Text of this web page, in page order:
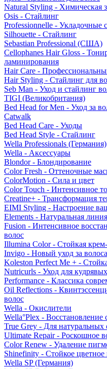
Natural Styling - Химическая
Osis - Стайлинг
Professionnelle - Укладочные
Silhouette - Стайлинг
Sebastian Professional (США)
Cellophanes Hair Gloss -
ламинирования
Hair Care -
Hair Styling - Стайлинг для
Seb Man - Уход и стайлинг
TIGI (Великобритания)
Bed Head for Men - Уход за
Catwalk
Bed Head Care - Уходы
Bed Head Style - Стайлинг
Wella Professionals (Германия)
Wella - Аксессуары
Blondor - Блондирование
Color Fresh - Оттеночные
ColorMotion - Сила и цвет
Color Touch - Интенсивное
Creatine+ - Трансформация
EIMI Styling - Настроение
Elements - Натуральная
Fusion - Интенсивное
волос
Illumina Color - Стойкая
Invigo - Новый уход за
Koleston Perfect Me + -
Nutricurls - Уход для
Performance - Классика
Oil Reflections -
волос
Wella - Окислители
Wella°Plex - Восстановление
True Grey - Для натуральных
Ultimate Repair - Роскошное
Color Renew - Удаление
Shinefinity - Стойкое цветное
Wella SP (Германия)